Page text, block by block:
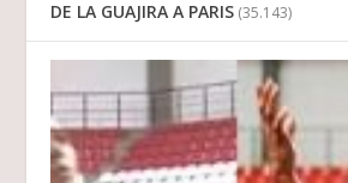
DE LA GUAJIRA A PARIS (35.143)